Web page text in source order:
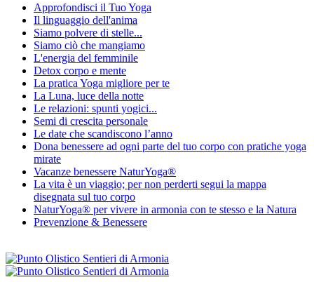
Approfondisci il Tuo Yoga
Il linguaggio dell'anima
Siamo polvere di stelle...
Siamo ciò che mangiamo
L'energia del femminile
Detox corpo e mente
La pratica Yoga migliore per te
La Luna, luce della notte
Le relazioni: spunti yogici...
Semi di crescita personale
Le date che scandiscono l’anno
Dona benessere ad ogni parte del tuo corpo con pratiche yoga
mirate
Vacanze benessere NaturYoga®
La vita è un viaggio; per non perderti segui la mappa
disegnata sul tuo corpo
NaturYoga® per vivere in armonia con te stesso e la Natura
Prevenzione & Benessere